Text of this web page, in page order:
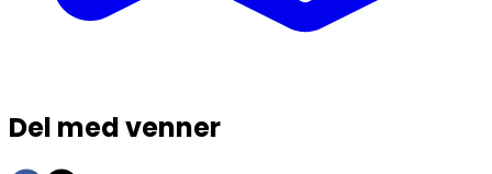
Del med venner